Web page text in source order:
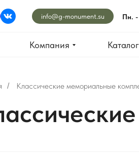
Каталог
Компания
info@g-monument.su Пн. -
/ Классические мемориальные